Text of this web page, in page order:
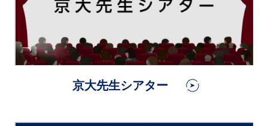
京大先生シアター